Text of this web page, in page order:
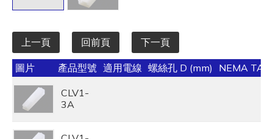
上一頁 回前頁 下一頁
圖片 產品型號 適用電線 螺絲孔 D (mm) NEMA TAB
CLV1-
3A